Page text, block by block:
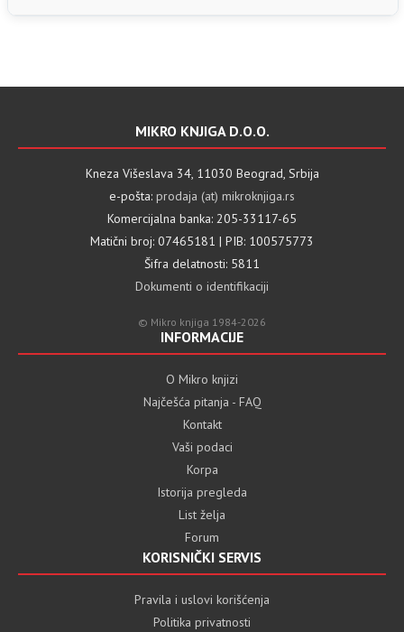
MIKRO KNJIGA D.O.O.
Kneza Višeslava 34, 11030 Beograd, Srbija
e-pošta: prodaja (at) mikroknjiga.rs
Komercijalna banka: 205-33117-65
Matični broj: 07465181 | PIB: 100575773
Šifra delatnosti: 5811
Dokumenti o identifikaciji
© Mikro knjiga 1984-2026
INFORMACIJE
O Mikro knjizi
Najčešća pitanja - FAQ
Kontakt
Vaši podaci
Korpa
Istorija pregleda
List želja
Forum
KORISNIČKI SERVIS
Pravila i uslovi korišćenja
Politika privatnosti